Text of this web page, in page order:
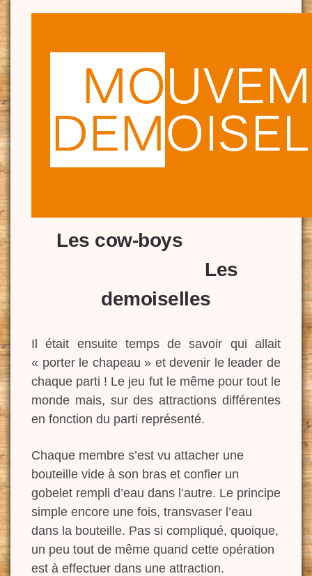
Les cow-boys
Les
demoiselles
Il était ensuite temps de savoir qui allait
« porter le chapeau » et devenir le leader de
chaque parti ! Le jeu fut le même pour tout le
monde mais, sur des attractions différentes
en fonction du parti représenté.
Chaque membre s’est vu attacher une
bouteille vide à son bras et confier un
gobelet rempli d’eau dans l’autre. Le principe
simple encore une fois, transvaser l’eau
dans la bouteille. Pas si compliqué, quoique,
un peu tout de même quand cette opération
est à effectuer dans une attraction.